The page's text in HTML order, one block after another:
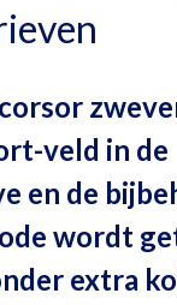
veld in de
en de
wordt
extra